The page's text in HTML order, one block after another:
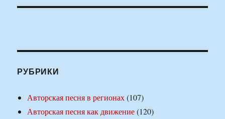
РУБРИКИ
Авторская песня в регионах(107)
Авторская песня как движение(120)